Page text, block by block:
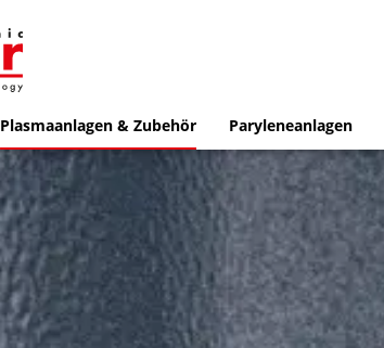
Plasmaanlagen & Zubehör Paryleneanlagen